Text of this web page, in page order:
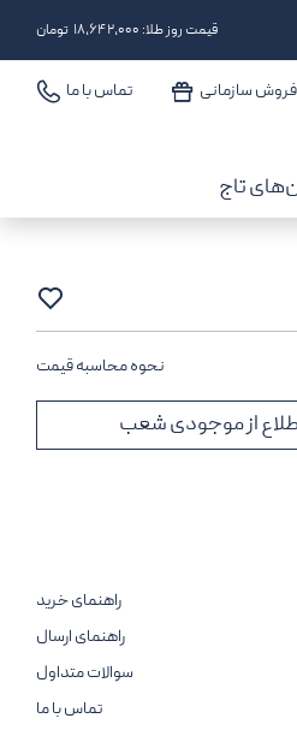
قیمت روز طلا: ۱۸,۶۴۲,۰۰۰ تومان
فروش سازمانی تماس با ما
تاج
نحوه محاسبه قیمت
از موجودی شعب
راهنمای خرید
راهنمای ارسال
سوالات متداول
تماس با ما